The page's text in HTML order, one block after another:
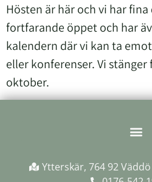
Hösten är här och vi har fina
fortfarande öppet och har
kalendern där vi kan ta
eller konferenser. Vi stänger
oktober.
Ytterskär, 764 92 Väddö